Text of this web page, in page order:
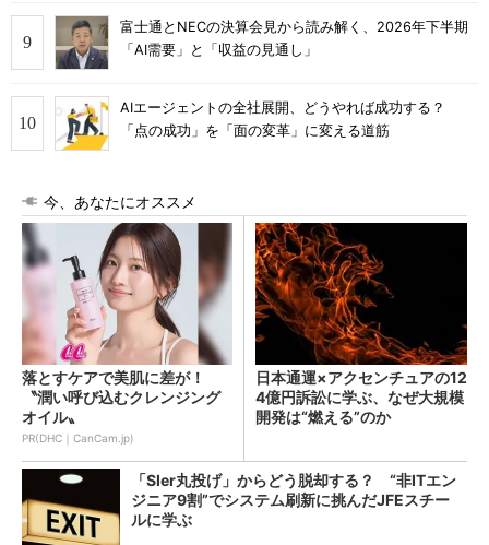
富士通とNECの決算会見から読み解く、2026年下半期
「AI需要」と「収益の見通し」
AIエージェントの全社展開、どうやれば成功する？
「点の成功」を「面の変革」に変える道筋
今、あなたにオススメ
落とすケアで美肌に差が！
〝潤い呼び込むクレンジング
オイル〟
PR(DHC｜CanCam.jp)
日本通運×アクセンチュアの12
4億円訴訟に学ぶ、なぜ大規模
開発は“燃える”のか
「SIer丸投げ」からどう脱却する？ “非ITエン
ジニア9割”でシステム刷新に挑んだJFEスチー
ルに学ぶ